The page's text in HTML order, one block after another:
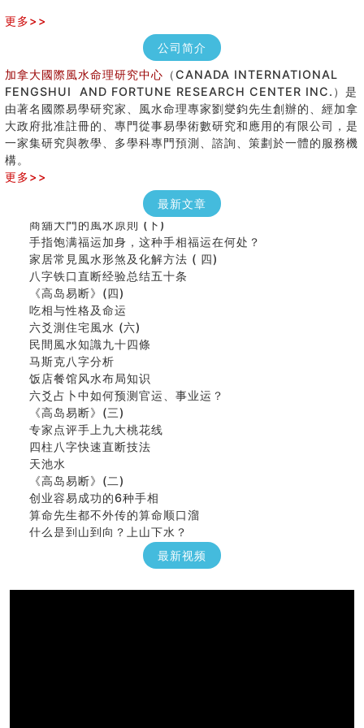
更多>>
公司简介
加拿大國際風水命理研究中心 （CANADA INTERNATIONAL
FENGSHUI AND FORTUNE RESEARCH CENTER INC.）是
由著名國際易學研究家、風水命理專家劉燮鈞先生創辦的、經加拿
大政府批准註冊的、專門從事易學術數研究和應用的有限公司，是
一家集研究與教學、多學科專門預測、諮詢、策劃於一體的服務機
構。
更多>>
最新文章
女性起名的用字講究
香港巨富霍英東命造 (名人八字淺析十）
看字形结构推算出吉凶
七夕节 我国唯一一个以女性为主角传统节日
商舖大門的風水原則 (下)
手指饱满福运加身，这种手相福运在何处？
家居常見風水形煞及化解方法 ( 四)
八字铁口直断经验总结五十条
《高岛易断》(四)
吃相与性格及命运
六爻測住宅風水 (六)
民間風水知識九十四條
马斯克八字分析
饭店餐馆风水布局知识
六爻占卜中如何预测官运、事业运？
《高岛易断》(三)
专家点评手上九大桃花线
四柱八字快速直断技法
天池水
《高岛易断》(二)
创业容易成功的6种手相
算命先生都不外传的算命顺口溜
什么是到山到向？上山下水？
六爻算卦：我能面试升职吗？
刘燮鈞讲人相 手相论财运
最新视频